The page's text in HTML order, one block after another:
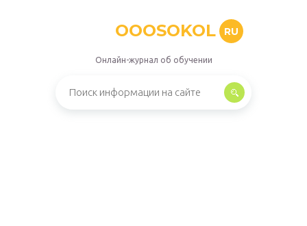
OOOSOKOL RU
Онлайн-журнал об обучении